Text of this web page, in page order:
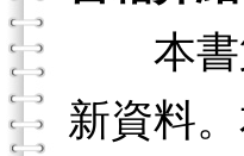
本書第
新資料